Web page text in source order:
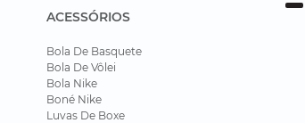
ACESSÓRIOS
Bola De Basquete
Bola De Vôlei
Bola Nike
Boné Nike
Luvas De Boxe